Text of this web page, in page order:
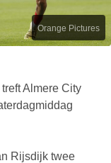
Orange Pictures
Almere City
Rijsdijk twee